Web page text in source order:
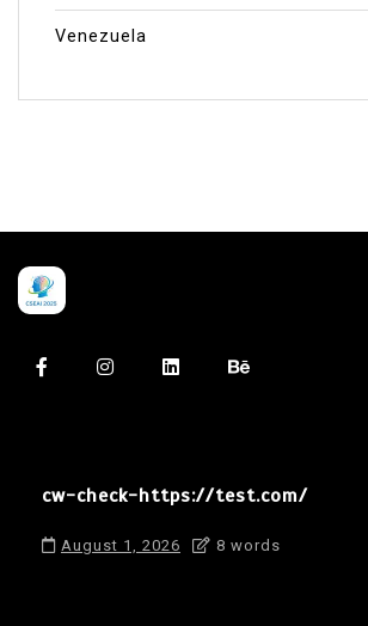
Venezuela
cw-check-https://test.com/
August 1, 2026 8 words